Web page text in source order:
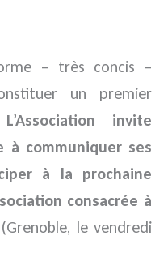
– très concis –
un premier
L’Association invite
à communiquer ses
à la prochaine
consacrée à
(Grenoble, le vendredi